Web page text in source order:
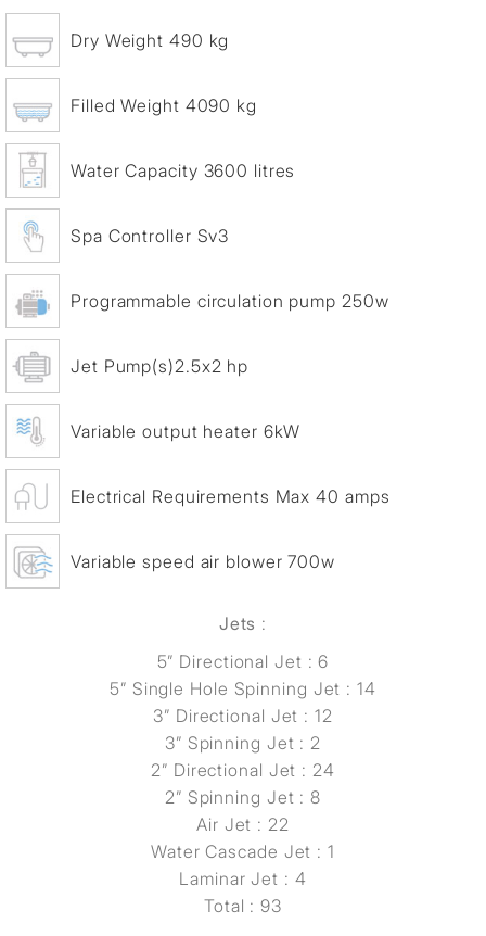
Dry Weight 490 kg
Filled Weight 4090 kg
Water Capacity 3600 litres
Spa Controller Sv3
Programmable circulation pump 250w
Jet Pump(s)2.5x2 hp
Variable output heater 6kW
Electrical Requirements Max 40 amps
Variable speed air blower 700w
Jets :
5” Directional Jet : 6
5” Single Hole Spinning Jet : 14
3” Directional Jet : 12
3” Spinning Jet : 2
2” Directional Jet : 24
2” Spinning Jet : 8
Air Jet : 22
Water Cascade Jet : 1
Laminar Jet : 4
Total : 93